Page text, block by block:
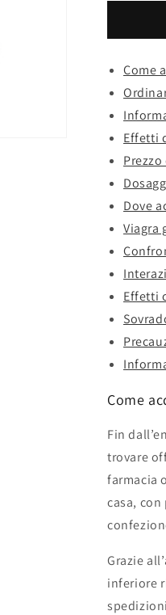
viagra
rapida
online
Come
Effetti
Dove
Viagra
Effetti
Come
Fin
trovare
farmacia
casa,
Grazie
inferiore